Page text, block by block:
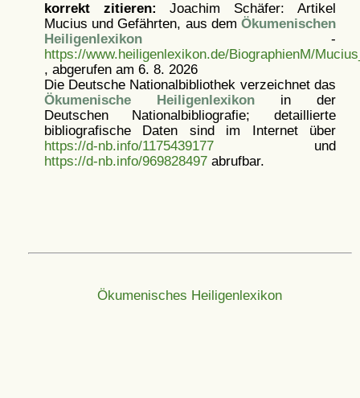
korrekt zitieren: Joachim Schäfer: Artikel
Mucius und Gefährten, aus dem Ökumenischen
Heiligenlexikon-
https://www.heiligenlexikon.de/BiographienM/
, abgerufen am 6. 8. 2026
Die Deutsche Nationalbibliothek verzeichnet das
Ökumenische Heiligenlexikonin der
Deutschen Nationalbibliografie; detaillierte
bibliografische Daten sind im Internet über
https://d-nb.info/1175439177und
https://d-nb.info/969828497abrufbar.
Ökumenisches Heiligenlexikon